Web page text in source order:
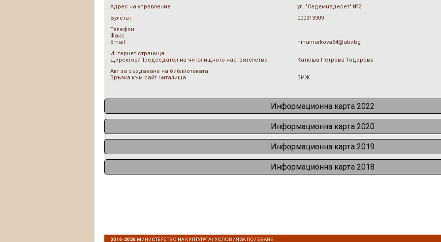
Адрес на управление
ул. "Седемнадесет" №2
Булстат
000313909
Телефон
Факс
Email
ninamarkova64@abv.bg
Интернет страница
Директор/Председател на читалищното настоятелство
Катюша Петрова Тодорова
Акт за създаване на библиотеката
Връзка към сайт читалища
ВИЖ
Информационна карта 2022
Информационна карта 2020
Информационна карта 2019
Информационна карта 2018
2016-2026 МИНИСТЕРСТВО НА КУЛТУРАТА|УСЛОВИЯ ЗА ПОЛЗВАНЕ